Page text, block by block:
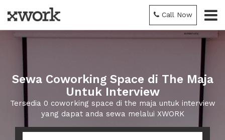
Call Now
Sewa Coworking Space di The Maja
Untuk Interview
Tersedia 0 coworking space di the maja untuk interview
yang dapat anda sewa melalui XWORK